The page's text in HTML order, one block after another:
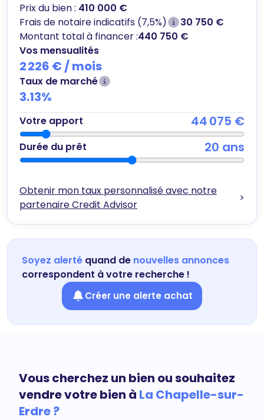
Prix du bien : 410 000 €
Frais de notaire indicatifs (7,5%)
30 750 €
Montant total à financer :440 750 €
Vos mensualités
2 226 € / mois
Taux de marché
3.13%
Votre apport 44 075 €
Durée du prêt 20 ans
Obtenir mon taux personnalisé avec notre
partenaire Credit Advisor
>
Soyez alerté quand de nouvelles annonces
correspondent à votre recherche !
Créer une alerte achat
Vous cherchez un bien ou souhaitez
vendre votre bien à La Chapelle-sur-
Erdre ?